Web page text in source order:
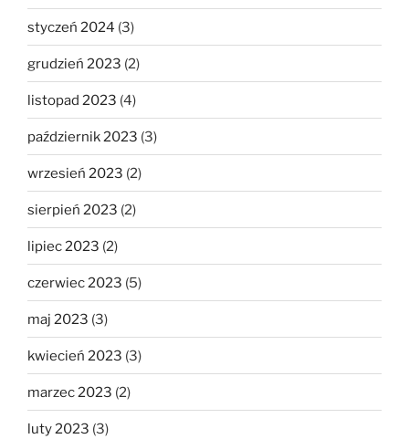
styczeń 2024 (3)
grudzień 2023 (2)
listopad 2023 (4)
październik 2023 (3)
wrzesień 2023 (2)
sierpień 2023 (2)
lipiec 2023 (2)
czerwiec 2023 (5)
maj 2023 (3)
kwiecień 2023 (3)
marzec 2023 (2)
luty 2023 (3)